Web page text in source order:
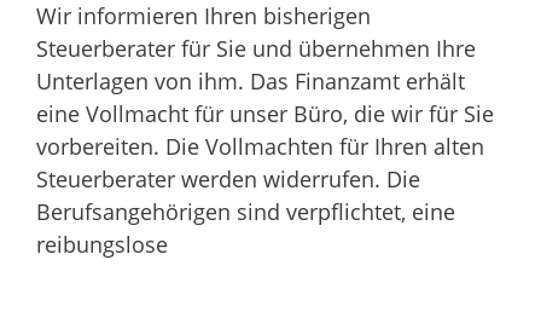
Wir informieren Ihren bisherigen
Steuerberater für Sie und übernehmen Ihre
Unterlagen von ihm. Das Finanzamt erhält
eine Vollmacht für unser Büro, die wir für Sie
vorbereiten. Die Vollmachten für Ihren alten
Steuerberater werden widerrufen. Die
Berufsangehörigen sind verpflichtet, eine
reibungslose